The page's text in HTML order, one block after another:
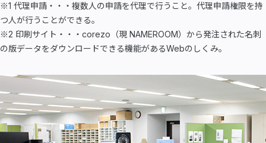
※1 代理申請・・・複数人の申請を代理で行うこと。代理申請権限を持
つ人が行うことができる。
※2 印刷サイト・・・corezo（現 NAMEROOM）から発注された名刺
の版データをダウンロードできる機能があるWebのしくみ。